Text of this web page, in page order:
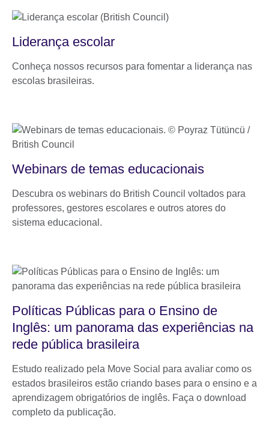
Liderança escolar
Conheça nossos recursos para fomentar a liderança nas
escolas brasileiras.
Webinars de temas educacionais
Descubra os webinars do British Council voltados para
professores, gestores escolares e outros atores do
sistema educacional.
Políticas Públicas para o Ensino de
Inglês: um panorama das experiências na
rede pública brasileira
Estudo realizado pela Move Social para avaliar como os
estados brasileiros estão criando bases para o ensino e a
aprendizagem obrigatórios de inglês. Faça o download
completo da publicação.